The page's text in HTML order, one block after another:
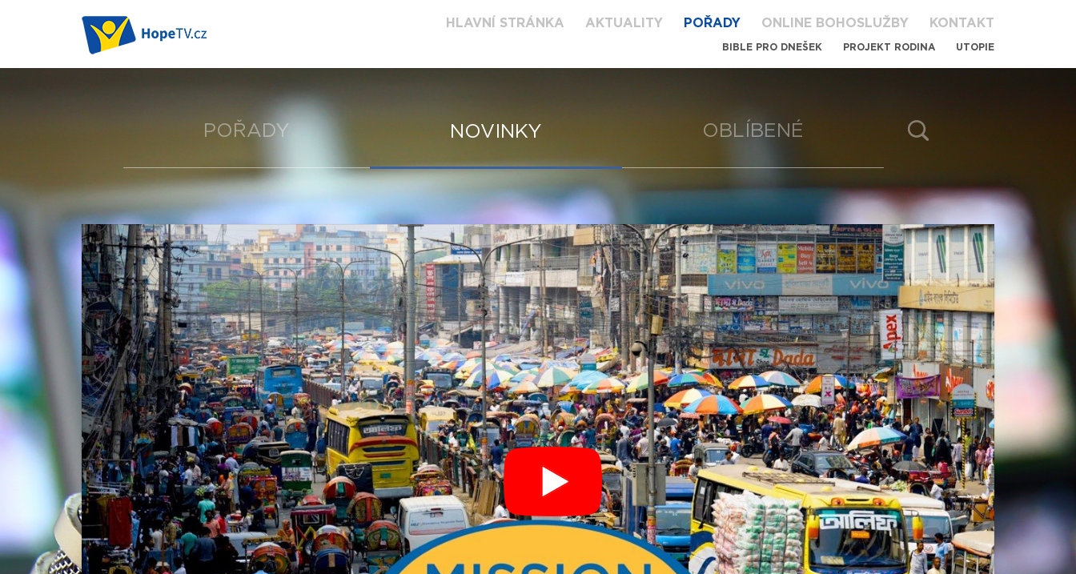
HLAVNÍ STRÁNKA AKTUALITY POŘADY ONLINE BOHOSLUŽBY KONTAKT
BIBLE PRO DNEŠEK PROJEKT RODINA UTOPIE
POŘADY NOVINKY OBLÍBENÉ